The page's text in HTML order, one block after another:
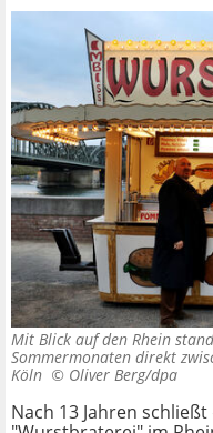
Mit Blick auf den Rhein
Sommermonaten direkt
Köln © Oliver Berg/dpa
Nach 13 Jahren